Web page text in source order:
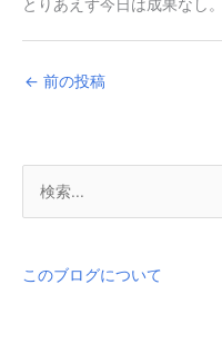
とりあえず今日は成果なし。
← 前の投稿
象
このブログについて